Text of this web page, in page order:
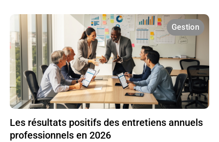
Gestion
Les résultats positifs des entretiens annuels
professionnels en 2026